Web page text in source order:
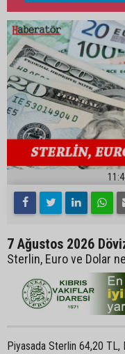
7 Ağustos 2026
Sterlin, Euro ve Dolar
Piyasada Sterlin 64,20 TL,